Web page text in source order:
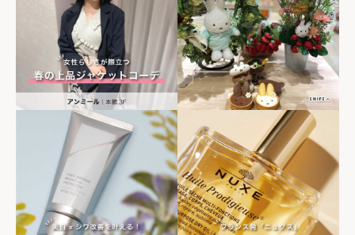
世界の山ちゃん 世界の山ちゃん
[居酒屋]